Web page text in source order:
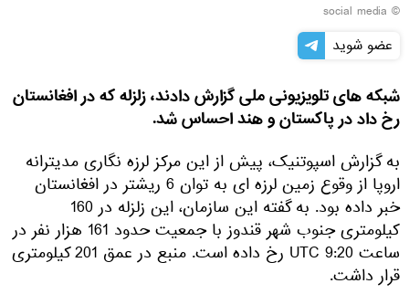
© social media
عضو شوید
شبکه های تلویزیونی ملی گزارش دادند، زلزله که در افغانستان
رخ داد در پاکستان و هند احساس شد.
به گزارش اسپوتنیک، پیش از این مرکز لرزه نگاری مدیترانه
اروپا از وقوع زمین لرزه ای به توان 6 ریشتر در افغانستان
خبر داده بود. به گفته این سازمان، این زلزله در 160
کیلومتری جنوب شهر قندوز با جمعیت حدود 161 هزار نفر در
ساعت 9:20 UTC رخ داده است. منبع در عمق 201 کیلومتری
قرار داشت.